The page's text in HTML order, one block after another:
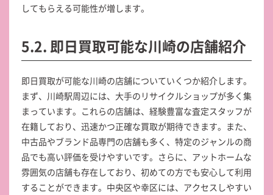
してもらえる可能性が増します。
5.2. 即日買取可能な川崎の店舗紹介
即日買取が可能な川崎の店舗についていくつか紹介します。
まず、川崎駅周辺には、大手のリサイクルショップが多く集
まっています。これらの店舗は、経験豊富な査定スタッフが
在籍しており、迅速かつ正確な買取が期待できます。また、
中古品やブランド品専門の店舗も多く、特定のジャンルの商
品でも高い評価を受けやすいです。さらに、アットホームな
雰囲気の店舗も存在しており、初めての方でも安心して利用
することができます。中央区や幸区には、アクセスしやすい